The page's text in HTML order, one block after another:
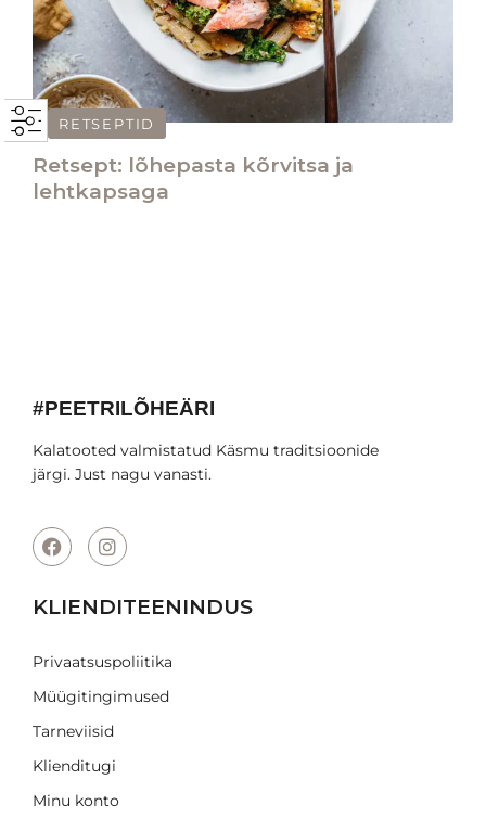
RETSEPTID
Retsept: lõhepasta kõrvitsa ja
lehtkapsaga
#PEETRILÕHEÄRI
Kalatooted valmistatud Käsmu traditsioonide
järgi. Just nagu vanasti.
KLIENDITEENINDUS
Privaatsuspoliitika
Müügitingimused
Tarneviisid
Klienditugi
Minu konto